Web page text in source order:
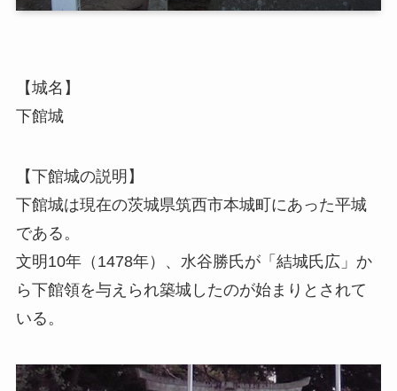
【城名】
下館城
【下館城の説明】
下館城は現在の茨城県筑西市本城町にあった平城
である。
文明10年（1478年）、水谷勝氏が「結城氏広」か
ら下館領を与えられ築城したのが始まりとされて
いる。